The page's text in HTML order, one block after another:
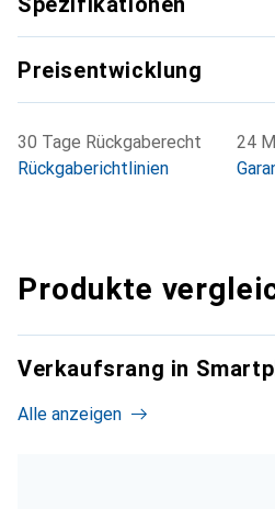
Preisentwicklung
30 Tage Rückgaberecht
Rückgaberichtlinien
24
Produkte
Verkaufsrang in
Alle anzeigen